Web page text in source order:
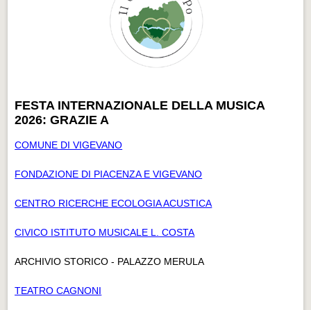
FESTA INTERNAZIONALE DELLA MUSICA
2026: GRAZIE A
COMUNE DI VIGEVANO
FONDAZIONE DI PIACENZA E VIGEVANO
CENTRO RICERCHE ECOLOGIA ACUSTICA
CIVICO ISTITUTO MUSICALE L. COSTA
ARCHIVIO STORICO - PALAZZO MERULA
TEATRO CAGNONI